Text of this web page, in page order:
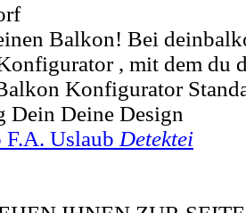
Balkon! Bei
, mit dem du
Konfigurator
Dein Deine Design
Uslaub Detektei